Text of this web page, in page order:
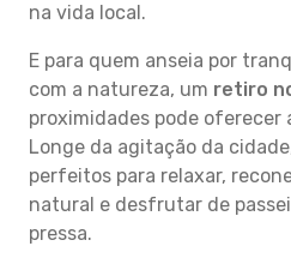
na vida local.
E para quem anseia por
com a natureza, um retiro
proximidades pode oferecer
Longe da agitação da
perfeitos para relaxar,
natural e desfrutar de
pressa.